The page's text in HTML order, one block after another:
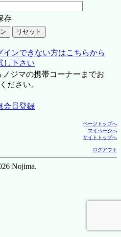
存
インできない方はこちらから
し下さい
ジマの携帯コーナーまでお
ださい。
会員登録
ページトップへ
マイページへ
サイトトップへ
ログアウト
Nojima.